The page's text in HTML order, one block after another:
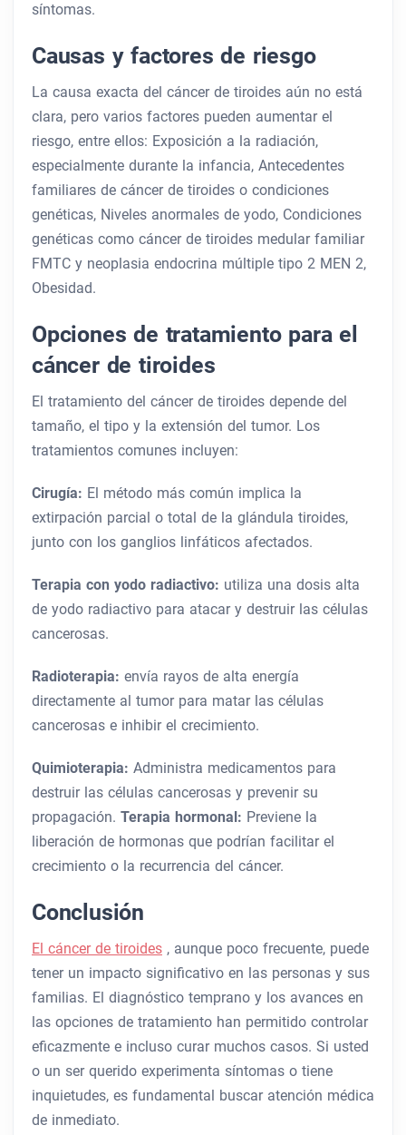
síntomas.
Causas y factores de riesgo
La causa exacta del cáncer de tiroides aún no está
clara, pero varios factores pueden aumentar el
riesgo, entre ellos: Exposición a la radiación,
especialmente durante la infancia, Antecedentes
familiares de cáncer de tiroides o condiciones
genéticas, Niveles anormales de yodo, Condiciones
genéticas como cáncer de tiroides medular familiar
FMTC y neoplasia endocrina múltiple tipo 2 MEN 2,
Obesidad.
Opciones de tratamiento para el
cáncer de tiroides
El tratamiento del cáncer de tiroides depende del
tamaño, el tipo y la extensión del tumor. Los
tratamientos comunes incluyen:
Cirugía: El método más común implica la
extirpación parcial o total de la glándula tiroides,
junto con los ganglios linfáticos afectados.
Terapia con yodo radiactivo: utiliza una dosis alta
de yodo radiactivo para atacar y destruir las células
cancerosas.
Radioterapia: envía rayos de alta energía
directamente al tumor para matar las células
cancerosas e inhibir el crecimiento.
Quimioterapia: Administra medicamentos para
destruir las células cancerosas y prevenir su
propagación. Terapia hormonal: Previene la
liberación de hormonas que podrían facilitar el
crecimiento o la recurrencia del cáncer.
Conclusión
El cáncer de tiroides , aunque poco frecuente, puede
tener un impacto significativo en las personas y sus
familias. El diagnóstico temprano y los avances en
las opciones de tratamiento han permitido controlar
eficazmente e incluso curar muchos casos. Si usted
o un ser querido experimenta síntomas o tiene
inquietudes, es fundamental buscar atención médica
de inmediato.